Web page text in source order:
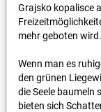
Grajsko kopalisce
mehr geboten wird.
Wenn man es
den grünen
die Seele baumeln
bieten sich